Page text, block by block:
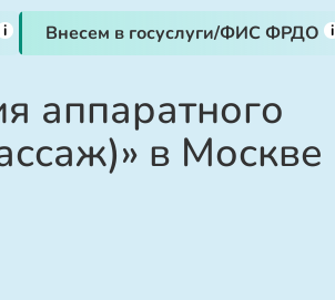
i Внесем в госуслуги/ФИС ФРДО i
аппаратного
в Москве